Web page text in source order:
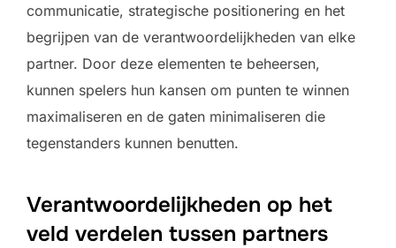
communicatie, strategische positionering en het
begrijpen van de verantwoordelijkheden van elke
partner. Door deze elementen te beheersen,
kunnen spelers hun kansen om punten te winnen
maximaliseren en de gaten minimaliseren die
tegenstanders kunnen benutten.
Verantwoordelijkheden op het
veld verdelen tussen partners